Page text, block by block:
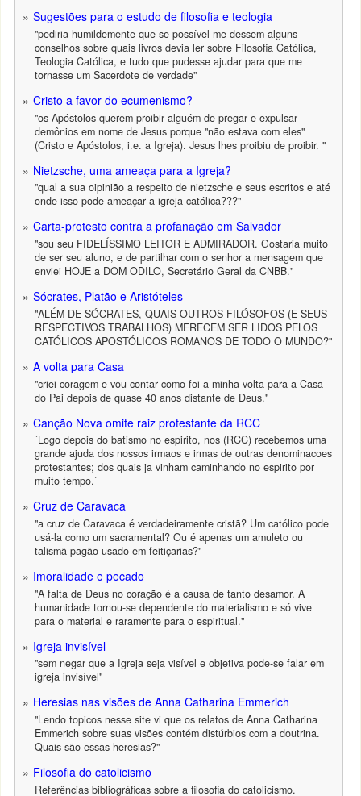
Sugestões para o estudo de filosofia e teologia
"pediria humildemente que se possível me dessem alguns
conselhos sobre quais livros devia ler sobre Filosofia Católica,
Teologia Católica, e tudo que pudesse ajudar para que me
tornasse um Sacerdote de verdade"
Cristo a favor do ecumenismo?
"os Apóstolos querem proibir alguém de pregar e expulsar
demônios em nome de Jesus porque "não estava com eles"
(Cristo e Apóstolos, i.e. a Igreja). Jesus lhes proibiu de proibir. "
Nietzsche, uma ameaça para a Igreja?
"qual a sua oipinião a respeito de nietzsche e seus escritos e até
onde isso pode ameaçar a igreja católica???"
Carta-protesto contra a profanação em Salvador
"sou seu FIDELÍSSIMO LEITOR E ADMIRADOR. Gostaria muito
de ser seu aluno, e de partilhar com o senhor a mensagem que
enviei HOJE a DOM ODILO, Secretário Geral da CNBB."
Sócrates, Platão e Aristóteles
"ALÉM DE SÓCRATES, QUAIS OUTROS FILÓSOFOS (E SEUS
RESPECTIVOS TRABALHOS) MERECEM SER LIDOS PELOS
CATÓLICOS APOSTÓLICOS ROMANOS DE TODO O MUNDO?"
A volta para Casa
"criei coragem e vou contar como foi a minha volta para a Casa
do Pai depois de quase 40 anos distante de Deus."
Canção Nova omite raiz protestante da RCC
´Logo depois do batismo no espirito, nos (RCC) recebemos uma
grande ajuda dos nossos irmaos e irmas de outras denominacoes
protestantes; dos quais ja vinham caminhando no espirito por
muito tempo.`
Cruz de Caravaca
"a cruz de Caravaca é verdadeiramente cristã? Um católico pode
usá-la como um sacramental? Ou é apenas um amuleto ou
talismã pagão usado em feitiçarias?"
Imoralidade e pecado
"A falta de Deus no coração é a causa de tanto desamor. A
humanidade tornou-se dependente do materialismo e só vive
para o material e raramente para o espiritual."
Igreja invisível
"sem negar que a Igreja seja visível e objetiva pode-se falar em
igreja invisível"
Heresias nas visões de Anna Catharina Emmerich
"Lendo topicos nesse site vi que os relatos de Anna Catharina
Emmerich sobre suas visões contém distúrbios com a doutrina.
Quais são essas heresias?"
Filosofia do catolicismo
Referências bibliográficas sobre a filosofia do catolicismo.